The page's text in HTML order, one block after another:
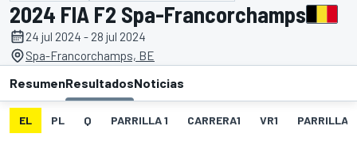
2024 FIA F2 Spa-Francorchamps
24 jul 2024 - 28 jul 2024
Spa-Francorchamps, BE
ResumenResultadosNoticias
EL PL Q PARRILLA 1 CARRERA1 VR1 PARRILLA 2